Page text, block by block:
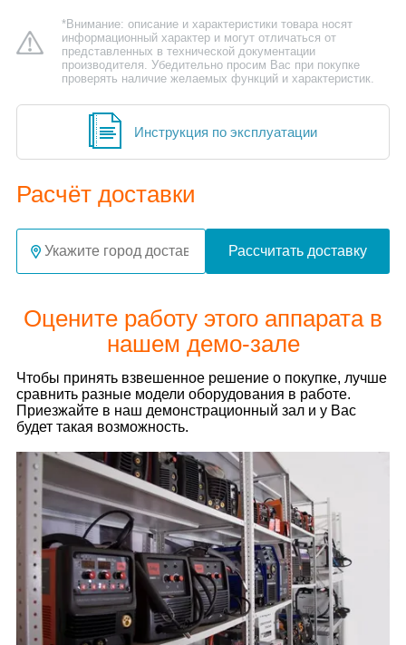
*Внимание: описание и характеристики товара носят
информационный характер и могут отличаться от
представленных в технической документации
производителя. Убедительно просим Вас при покупке
проверять наличие желаемых функций и характеристик.
Инструкция по эксплуатации
Расчёт доставки
Рассчитать доставку
Оцените работу этого аппарата в
нашем демо-зале
Чтобы принять взвешенное решение о покупке, лучше
сравнить разные модели оборудования в работе.
Приезжайте в наш демонстрационный зал и у Вас
будет такая возможность.